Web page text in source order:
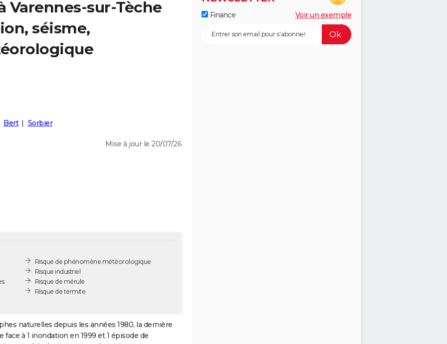
Varennes-sur-Tèche
séisme,
Bert Sorbier
Mise à jour le 20/07/26
Risque de phénomène météorologique
Risque industriel
Risque de mérule
Risque de termite
naturelles depuis les années 1980, la dernière
à 1 inondation en 1999 et 1 épisode de
Finance Voir un exemple